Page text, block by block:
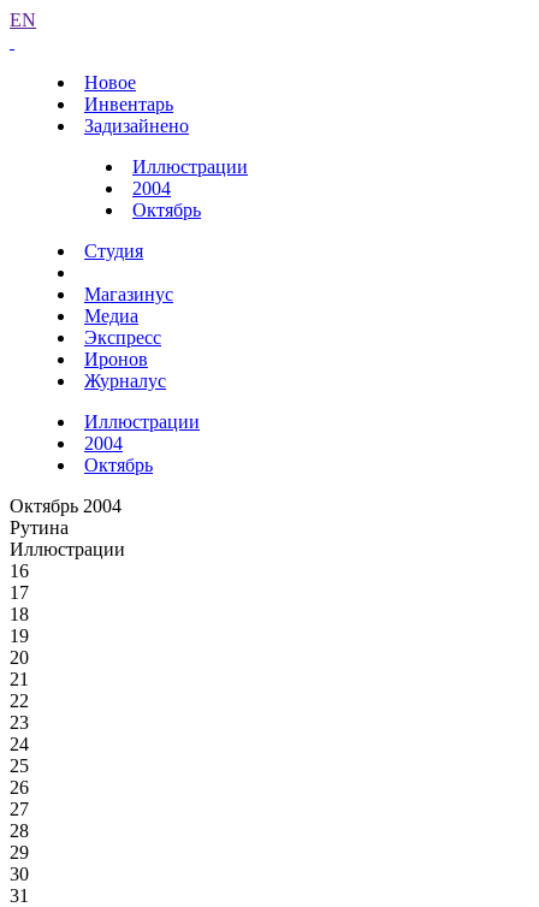
EN
Новое
Инвентарь
Задизайнено
Иллюстрации
2004
Октябрь
Студия
Магазинус
Медиа
Экспресс
Иронов
Журналус
Иллюстрации
2004
Октябрь
Октябрь 2004
Рутина
Иллюстрации
16
17
18
19
20
21
22
23
24
25
26
27
28
29
30
31